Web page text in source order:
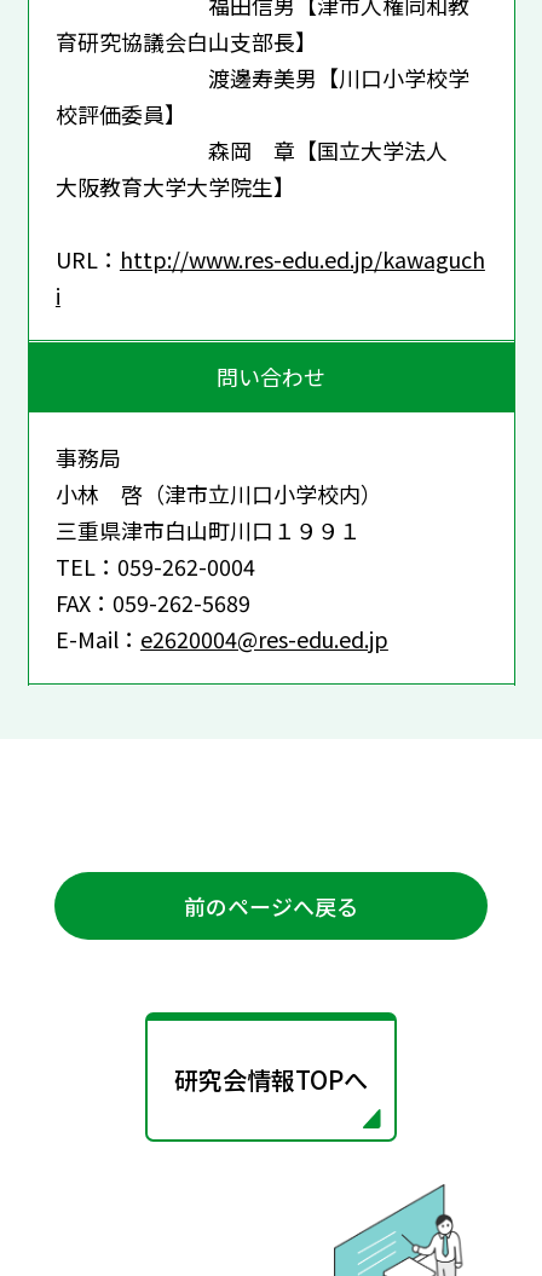
育研究協議会白山支部長】
渡邊寿美男【川口小学校学
校評価委員】
森岡 章【国立大学法人
大阪教育大学大学院生】
URL： http://www.res-edu.ed.jp/kawaguch
i
問い合わせ
事務局
小林 啓（津市立川口小学校内）
三重県津市白山町川口１９９１
TEL：059-262-0004
FAX：059-262-5689
E-Mail： e2620004@res-edu.ed.jp
前のページへ戻る
研究会情報TOPへ